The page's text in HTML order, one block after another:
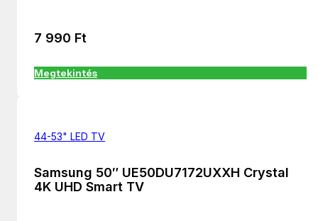
7 990 Ft
Megtekintés
44-53" LED TV
Samsung 50″ UE50DU7172UXXH Crystal
4K UHD Smart TV